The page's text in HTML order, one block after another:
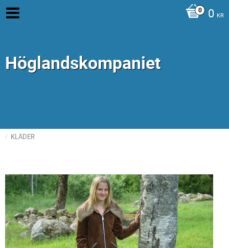
0 KR
Höglandskompaniet
KLÄDER